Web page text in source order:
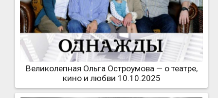
Великолепная Ольга Остроумова — о театре,
кино и любви 10.10.2025